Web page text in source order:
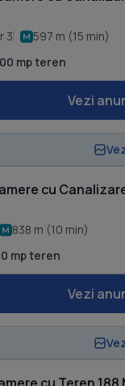
3 597 m (15 min)
mp teren
Vezi
cu
838 m (10 min)
mp teren
Vezi